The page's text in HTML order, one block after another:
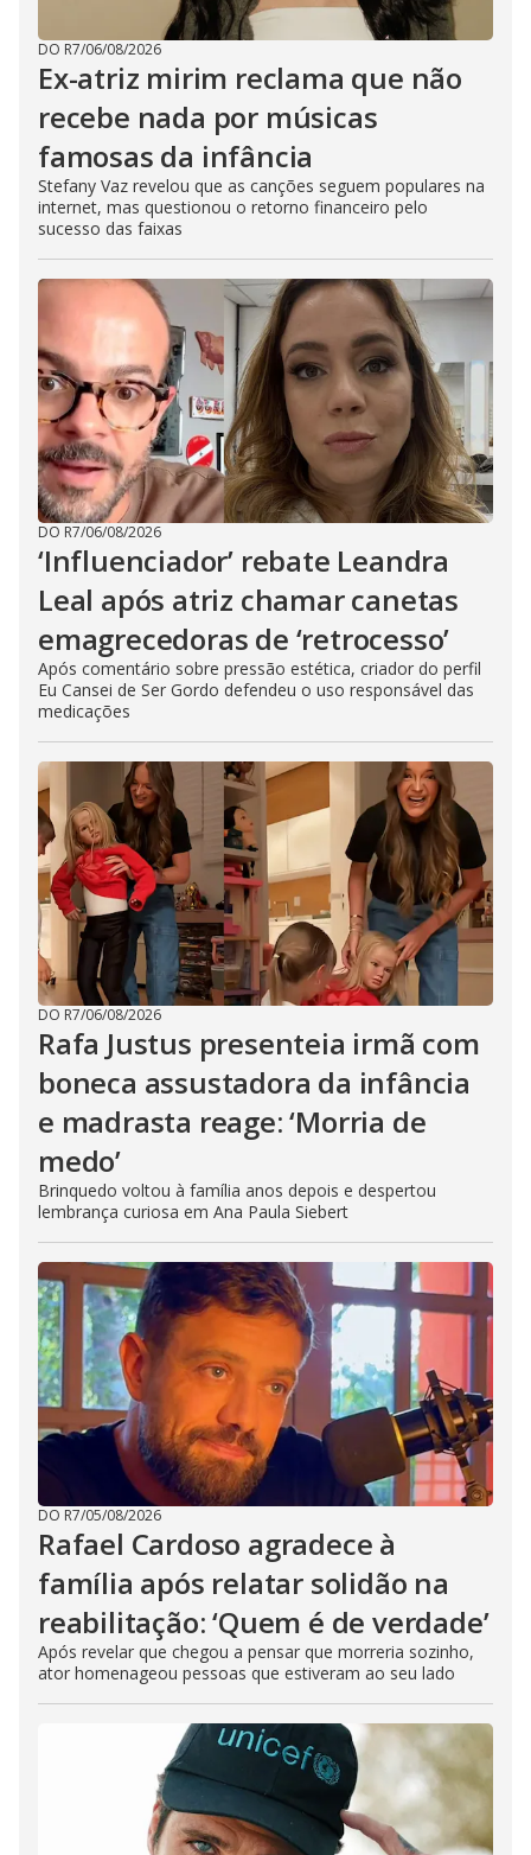
DO R7/06/08/2026
Ex-atriz mirim reclama que não
recebe nada por músicas
famosas da infância
Stefany Vaz revelou que as canções seguem populares na
internet, mas questionou o retorno financeiro pelo
sucesso das faixas
DO R7/06/08/2026
‘Influenciador’ rebate Leandra
Leal após atriz chamar canetas
emagrecedoras de ‘retrocesso’
Após comentário sobre pressão estética, criador do perfil
Eu Cansei de Ser Gordo defendeu o uso responsável das
medicações
DO R7/06/08/2026
Rafa Justus presenteia irmã com
boneca assustadora da infância
e madrasta reage: ‘Morria de
medo’
Brinquedo voltou à família anos depois e despertou
lembrança curiosa em Ana Paula Siebert
DO R7/05/08/2026
Rafael Cardoso agradece à
família após relatar solidão na
reabilitação: ‘Quem é de verdade’
Após revelar que chegou a pensar que morreria sozinho,
ator homenageou pessoas que estiveram ao seu lado